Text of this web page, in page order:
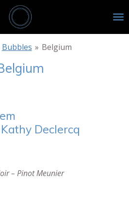
Bubbles » Belgium
Declercq
– Pinot Meunier